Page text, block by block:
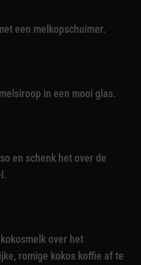
een melkopschuimer.
in een mooi glas.
en schenk het over de
over het
romige kokos koffie af te